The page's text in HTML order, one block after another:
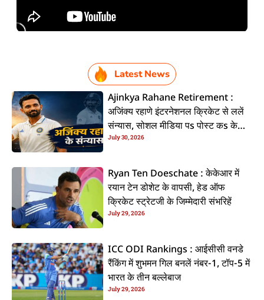
Latest News
Ajinkya Rahane Retirement :
अजिंक्य रहाणे इंटरनेशनल क्रिकेट से ललें
संन्यास, सोशल मीडिया पs पोस्ट कs के
कइलें एलान
July 30, 2026
Ryan Ten Doeschate : केकेआर में
रयान टेन डोशेट के वापसी, हेड ऑफ
क्रिकेट स्ट्रेटजी के जिम्मेदारी संभरिहें
July 29, 2026
ICC ODI Rankings : आईसीसी वनडे
रैंकिंग में शुभमन गिल बनलें नंबर-1, टॉप-5 में
भारत के तीन बल्लेबाज
July 29, 2026